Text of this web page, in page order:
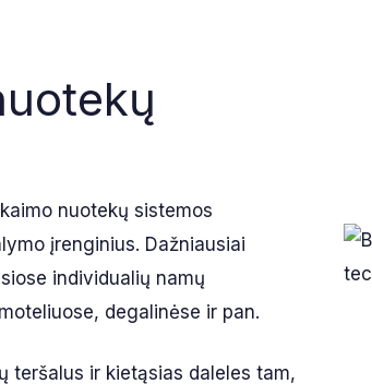
nuotekų sistemos
įrenginius. Dažniausiai
individualių namų
degalinėse ir pan.
teršalus ir kietąsias daleles tam,